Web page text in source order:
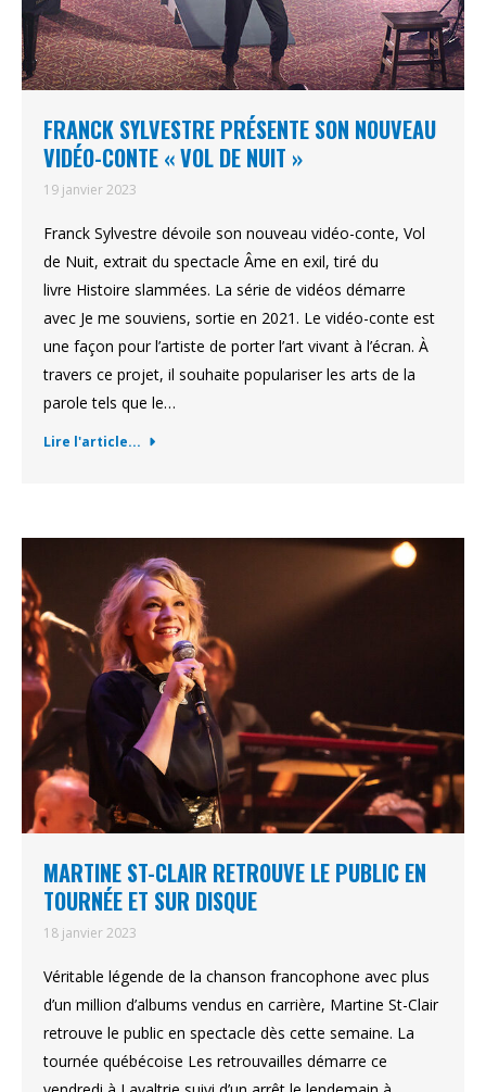
FRANCK SYLVESTRE PRÉSENTE SON NOUVEAU
VIDÉO-CONTE « VOL DE NUIT »
19 janvier 2023
Franck Sylvestre dévoile son nouveau vidéo-conte, Vol
de Nuit, extrait du spectacle Âme en exil, tiré du
livre Histoire slammées. La série de vidéos démarre
avec Je me souviens, sortie en 2021. Le vidéo-conte est
une façon pour l’artiste de porter l’art vivant à l’écran. À
travers ce projet, il souhaite populariser les arts de la
parole tels que le…
Lire l'article...
MARTINE ST-CLAIR RETROUVE LE PUBLIC EN
TOURNÉE ET SUR DISQUE
18 janvier 2023
Véritable légende de la chanson francophone avec plus
d’un million d’albums vendus en carrière, Martine St-Clair
retrouve le public en spectacle dès cette semaine. La
tournée québécoise Les retrouvailles démarre ce